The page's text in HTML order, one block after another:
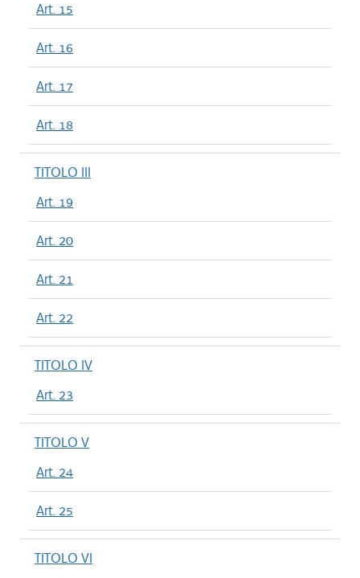
Art. 15
Art. 16
Art. 17
Art. 18
TITOLO III
Art. 19
Art. 20
Art. 21
Art. 22
TITOLO IV
Art. 23
TITOLO V
Art. 24
Art. 25
TITOLO VI